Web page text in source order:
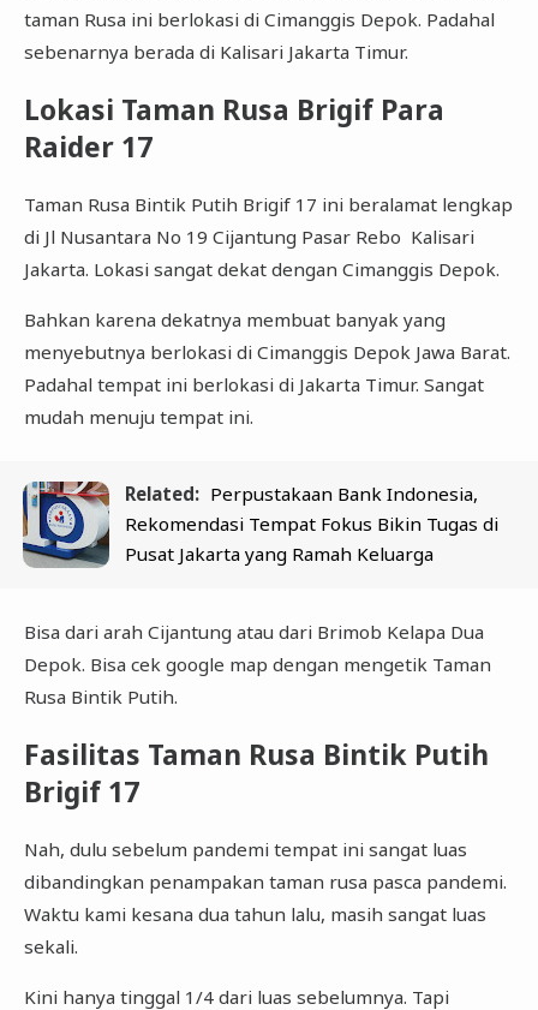
taman Rusa ini berlokasi di Cimanggis Depok. Padahal
sebenarnya berada di Kalisari Jakarta Timur.
Lokasi Taman Rusa Brigif Para
Raider 17
Taman Rusa Bintik Putih Brigif 17 ini beralamat lengkap
di Jl Nusantara No 19 Cijantung Pasar Rebo Kalisari
Jakarta. Lokasi sangat dekat dengan Cimanggis Depok.
Bahkan karena dekatnya membuat banyak yang
menyebutnya berlokasi di Cimanggis Depok Jawa Barat.
Padahal tempat ini berlokasi di Jakarta Timur. Sangat
mudah menuju tempat ini.
Related: Perpustakaan Bank Indonesia,
Rekomendasi Tempat Fokus Bikin Tugas di
Pusat Jakarta yang Ramah Keluarga
Bisa dari arah Cijantung atau dari Brimob Kelapa Dua
Depok. Bisa cek google map dengan mengetik Taman
Rusa Bintik Putih.
Fasilitas Taman Rusa Bintik Putih
Brigif 17
Nah, dulu sebelum pandemi tempat ini sangat luas
dibandingkan penampakan taman rusa pasca pandemi.
Waktu kami kesana dua tahun lalu, masih sangat luas
sekali.
Kini hanya tinggal 1/4 dari luas sebelumnya. Tapi